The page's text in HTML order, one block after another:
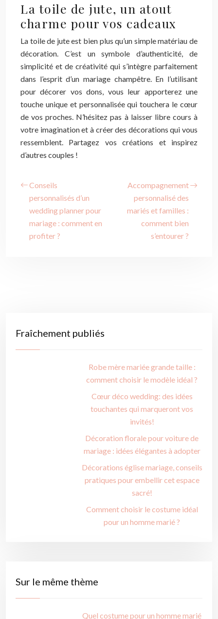
La toile de jute, un atout
charme pour vos cadeaux
La toile de jute est bien plus qu’un simple matériau de
décoration. C’est un symbole d’authenticité, de
simplicité et de créativité qui s’intègre parfaitement
dans l’esprit d’un mariage champêtre. En l’utilisant
pour décorer vos dons, vous leur apporterez une
touche unique et personnalisée qui touchera le cœur
de vos proches. N’hésitez pas à laisser libre cours à
votre imagination et à créer des décorations qui vous
ressemblent. Partagez vos créations et inspirez
d’autres couples !
Conseils
personnalisés d’un
wedding planner pour
mariage : comment en
profiter ?
Accompagnement
personnalisé des
mariés et familles :
comment bien
s’entourer ?
Fraîchement publiés
Robe mère mariée grande taille :
comment choisir le modèle idéal ?
Cœur déco wedding: des idées
touchantes qui marqueront vos
invités!
Décoration florale pour voiture de
mariage : idées élégantes à adopter
Décorations église mariage, conseils
pratiques pour embellir cet espace
sacré!
Comment choisir le costume idéal
pour un homme marié ?
Sur le même thème
Quel costume pour un homme marié